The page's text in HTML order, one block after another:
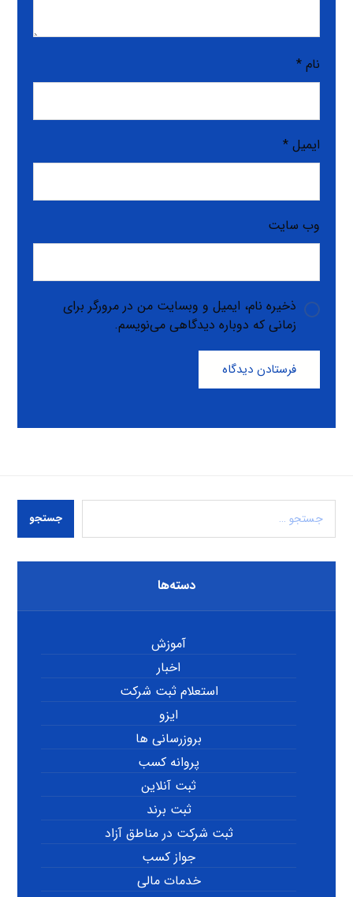
نام*
ایمیل*
وب‌ سایت
ذخیره نام، ایمیل و وبسایت من در مرورگر برای
زمانی که دوباره دیدگاهی می‌نویسم.
فرستادن دیدگاه
جستجو
دسته‌ها
آموزش
اخبار
استعلام ثبت شرکت
ایزو
بروزرسانی ها
پروانه کسب
ثبت آنلاین
ثبت برند
ثبت شرکت در مناطق آزاد
جواز کسب
خدمات مالی